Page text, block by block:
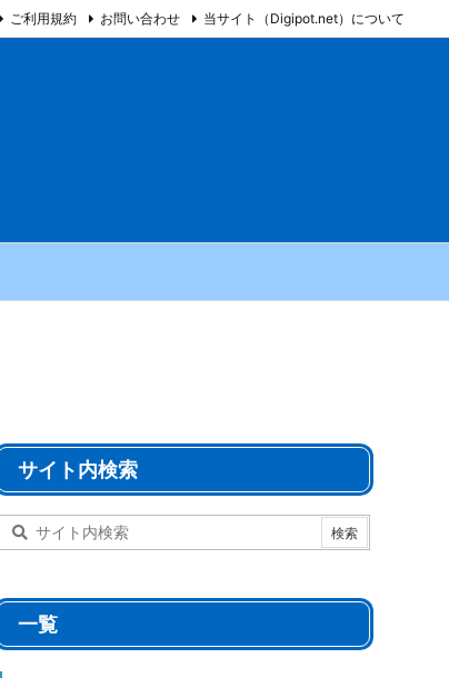
ご利用規約 お問い合わせ 当サイト（Digipot.net）について
サイト内検索
一覧